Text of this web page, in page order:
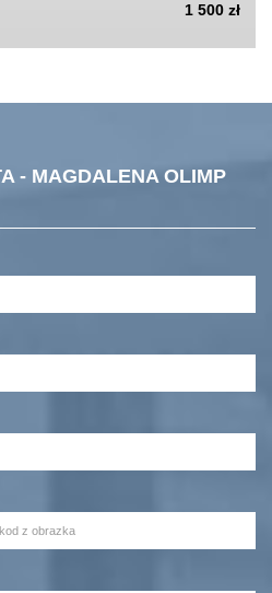
1 500 zł
- MAGDALENA OLIMP